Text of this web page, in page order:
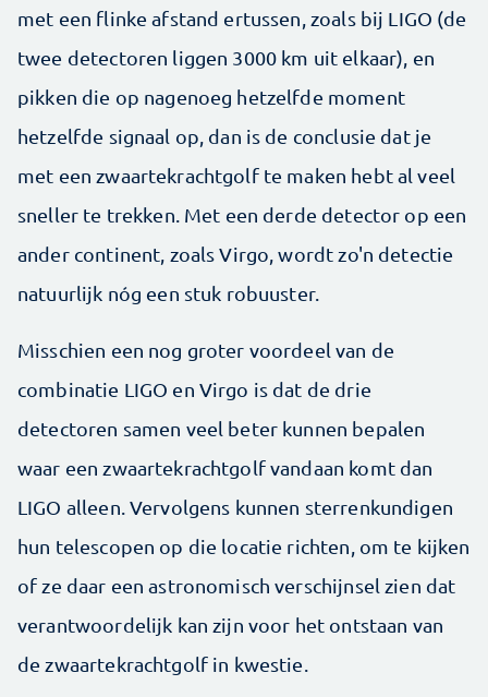
met een flinke afstand ertussen, zoals bij LIGO (de
twee detectoren liggen 3000 km uit elkaar), en
pikken die op nagenoeg hetzelfde moment
hetzelfde signaal op, dan is de conclusie dat je
met een zwaartekrachtgolf te maken hebt al veel
sneller te trekken. Met een derde detector op een
ander continent, zoals Virgo, wordt zo'n detectie
natuurlijk nóg een stuk robuuster.
Misschien een nog groter voordeel van de
combinatie LIGO en Virgo is dat de drie
detectoren samen veel beter kunnen bepalen
waar een zwaartekrachtgolf vandaan komt dan
LIGO alleen. Vervolgens kunnen sterrenkundigen
hun telescopen op die locatie richten, om te kijken
of ze daar een astronomisch verschijnsel zien dat
verantwoordelijk kan zijn voor het ontstaan van
de zwaartekrachtgolf in kwestie.